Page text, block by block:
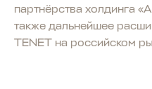
партнёрства холдинга
также дальнейшее
TENET на российском